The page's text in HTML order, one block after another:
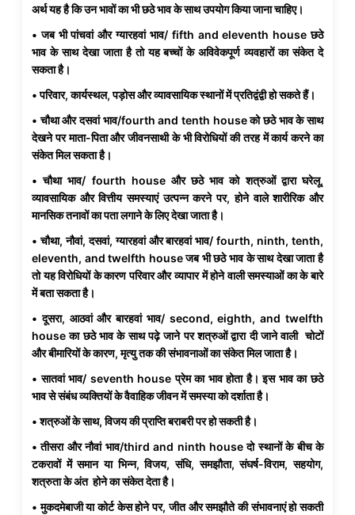
अर्थ यह है कि उन भावों का भी छठे भाव के साथ उपयोग किया जाना चाहिए।
• जब भी पांचवां और ग्यारहवां भाव/ fifth and eleventh house छठे
भाव के साथ देखा जाता है तो यह बच्चों के अविवेकपूर्ण व्यवहारों का संकेत दे
सकता है।
• परिवार, कार्यस्थल, पड़ोस और व्यावसायिक स्थानों में प्रतिद्वंद्वी हो सकते हैं।
• चौथा और दसवां भाव/fourth and tenth house को छठे भाव के साथ
देखने पर माता-पिता और जीवनसाथी के भी विरोधियों की तरह में कार्य करने का
संकेत मिल सकता है।
• चौथा भाव/ fourth house और छठे भाव को शत्रुओं द्वारा घरेलू,
व्यावसायिक और वित्तीय समस्याएं उत्पन्न करने पर, होने वाले शारीरिक और
मानसिक तनावों का पता लगाने के लिए देखा जाता है।
• चौथा, नौवां, दसवां, ग्यारहवां और बारहवां भाव/ fourth, ninth, tenth,
eleventh, and twelfth house जब भी छठे भाव के साथ देखा जाता है
तो यह विरोधियों के कारण परिवार और व्यापार में होने वाली समस्याओं का के बारे
में बता सकता है।
• दूसरा, आठवां और बारहवां भाव/ second, eighth, and twelfth
house का छठे भाव के साथ पढ़े जाने पर शत्रुओं द्वारा दी जाने वाली चोटों
और बीमारियों के कारण, मृत्यु तक की संभावनाओं का संकेत मिल जाता है।
• सातवां भाव/ seventh house प्रेम का भाव होता है। इस भाव का छठे
भाव से संबंध व्यक्तियों के वैवाहिक जीवन में समस्या को दर्शाता है।
• शत्रुओं के साथ, विजय की प्राप्ति बराबरी पर हो सकती है।
• तीसरा और नौवां भाव/third and ninth house दो स्थानों के बीच के
टकरावों में समान या भिन्न, विजय, संधि, समझौता, संघर्ष-विराम, सहयोग,
शत्रुता के अंत होने का संकेत देता है।
• मुकदमेबाजी या कोर्ट केस होने पर, जीत और समझौते की संभावनाएं हो सकती